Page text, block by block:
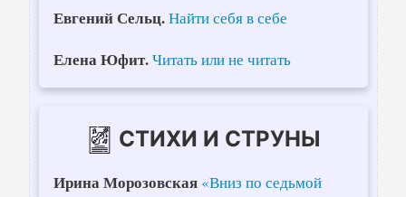
Евгений Сельц.Найти себя в себе
Елена Юфит.Читать или не читать
СТИХИ И СТРУНЫ
Ирина Морозовская «Вниз по седьмой